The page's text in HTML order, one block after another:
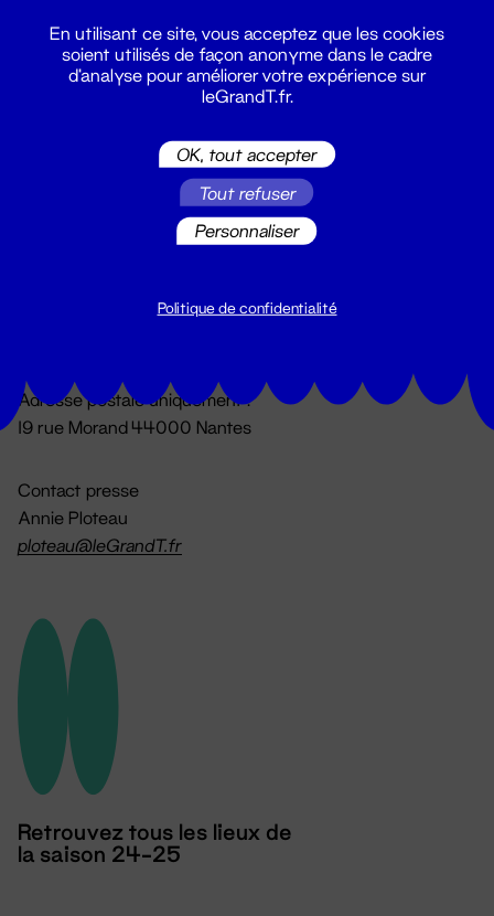
Du lundi au vendredi 14h → 18h
Adresse postale uniquement :
19 rue Morand 44000 Nantes
Contact presse
Annie Ploteau
ploteau@leGrandT.fr
Retrouvez tous les lieux de
la saison 24-25
En utilisant ce site, vous acceptez que les cookies
soient utilisés de façon anonyme dans le cadre
d'analyse pour améliorer votre expérience sur
leGrandT.fr.
OK, tout accepter
Tout refuser
Personnaliser
Politique de confidentialité